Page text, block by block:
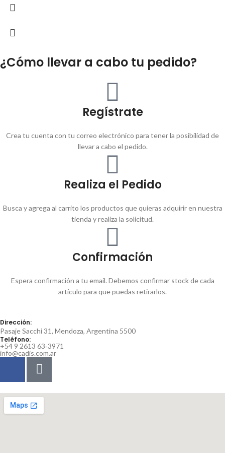
¿Cómo llevar a cabo tu pedido?
Regístrate
Crea tu cuenta con tu correo electrónico para tener la posibilidad de
llevar a cabo el pedido.
Realiza el Pedido
Busca y agrega al carrito los productos que quieras adquirir en nuestra
tienda y realiza la solicitud.
Confirmación
Espera confirmación a tu email. Debemos confirmar stock de cada
artículo para que puedas retirarlos.
Dirección:
Pasaje Sacchi 31, Mendoza, Argentina 5500
Teléfono:
‪+54 9 2613 63‑3971‬
info@cadis.com.ar